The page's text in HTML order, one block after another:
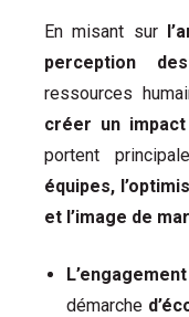
En misant sur
perception
ressources
créer un
portent
équipes,
et l’image de
démarche